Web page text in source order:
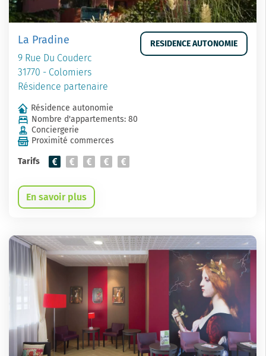
La Pradine
9 Rue Du Couderc
31770 - Colomiers
Résidence partenaire
RESIDENCE AUTONOMIE
Résidence autonomie
Nombre d'appartements: 80
Conciergerie
Proximité commerces
Tarifs
En savoir plus